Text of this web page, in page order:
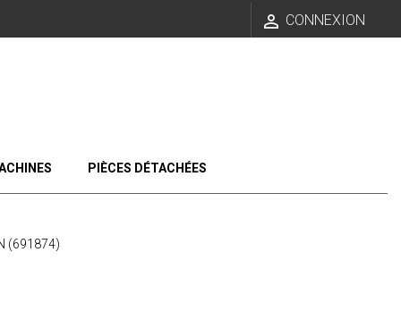
 CONNEXION
PIÈCES DÉTACHÉES
(691874)